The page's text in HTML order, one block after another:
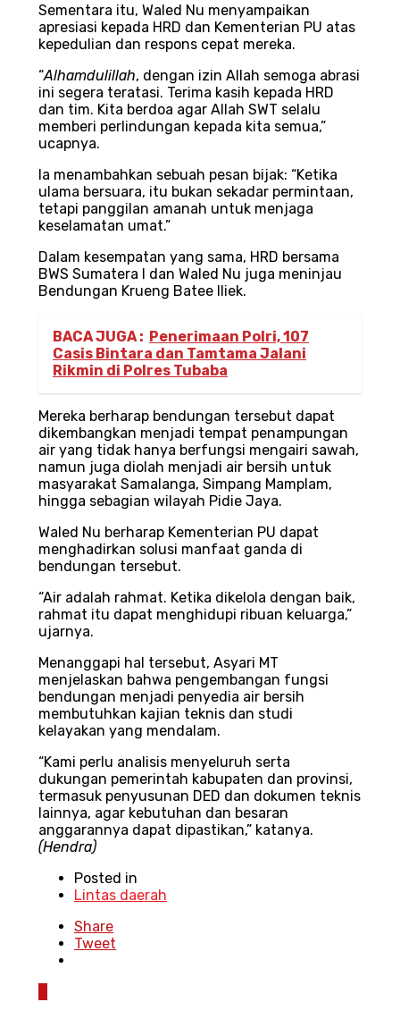
Sementara itu, Waled Nu menyampaikan
apresiasi kepada HRD dan Kementerian PU atas
kepedulian dan respons cepat mereka.
“Alhamdulillah, dengan izin Allah semoga abrasi
ini segera teratasi. Terima kasih kepada HRD
dan tim. Kita berdoa agar Allah SWT selalu
memberi perlindungan kepada kita semua,”
ucapnya.
Ia menambahkan sebuah pesan bijak: “Ketika
ulama bersuara, itu bukan sekadar permintaan,
tetapi panggilan amanah untuk menjaga
keselamatan umat.”
Dalam kesempatan yang sama, HRD bersama
BWS Sumatera I dan Waled Nu juga meninjau
Bendungan Krueng Batee Iliek.
BACA JUGA : Penerimaan Polri, 107
Casis Bintara dan Tamtama Jalani
Rikmin di Polres Tubaba
Mereka berharap bendungan tersebut dapat
dikembangkan menjadi tempat penampungan
air yang tidak hanya berfungsi mengairi sawah,
namun juga diolah menjadi air bersih untuk
masyarakat Samalanga, Simpang Mamplam,
hingga sebagian wilayah Pidie Jaya.
Waled Nu berharap Kementerian PU dapat
menghadirkan solusi manfaat ganda di
bendungan tersebut.
“Air adalah rahmat. Ketika dikelola dengan baik,
rahmat itu dapat menghidupi ribuan keluarga,”
ujarnya.
Menanggapi hal tersebut, Asyari MT
menjelaskan bahwa pengembangan fungsi
bendungan menjadi penyedia air bersih
membutuhkan kajian teknis dan studi
kelayakan yang mendalam.
“Kami perlu analisis menyeluruh serta
dukungan pemerintah kabupaten dan provinsi,
termasuk penyusunan DED dan dokumen teknis
lainnya, agar kebutuhan dan besaran
anggarannya dapat dipastikan,” katanya.
(Hendra)
Posted in
Lintas daerah
Share
Tweet